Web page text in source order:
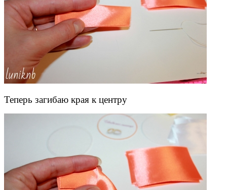
Теперь загибаю края к центру